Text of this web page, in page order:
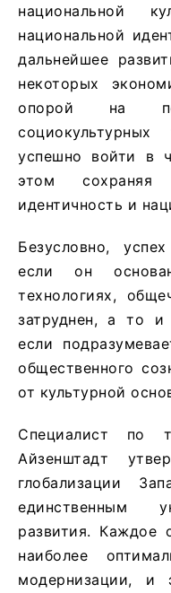
национальной
национальной
дальнейшее
некоторых
опорой на
успешно войти в
этом сохраняя
идентичность и
Безусловно,
если он
технологиях,
затруднен, а то и
если
общественного
от культурной
Специалист по
Айзенштадт
глобализации
единственным
развития. Каждое
наиболее
модернизации, и